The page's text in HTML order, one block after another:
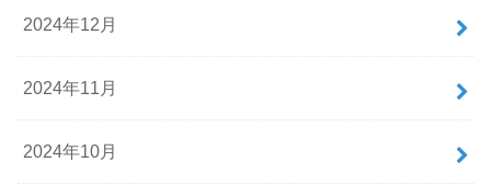
2024年12月
2024年11月
2024年10月